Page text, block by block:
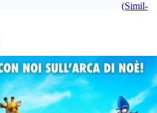
(Simil-